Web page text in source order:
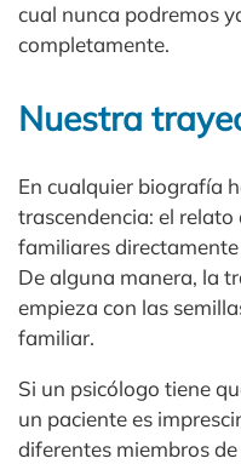
cual nunca podremos
completamente.
Nuestra
En cualquier biografía
trascendencia: el
familiares
De alguna manera, la
empieza con las
familiar.
Si un psicólogo tiene
un paciente es
diferentes miembros